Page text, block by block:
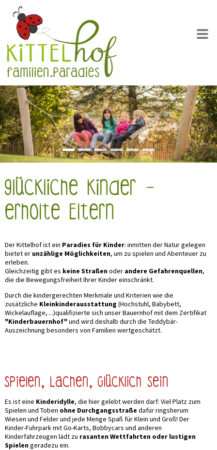
glückliche Kinder –
erholte Eltern
Der Kittelhof ist ein Paradies für Kinder: inmitten der Natur gelegen
bietet er unzählige Möglichkeiten, um zu spielen und Abenteuer zu
erleben.
Gleichzeitig gibt es keine Straßenoder andere Gefahrenquellen,
die die Bewegungsfreiheit Ihrer Kinder einschränkt.
Durch die kindergerechten Merkmale und Kriterien wie die
zusätzliche Kleinkinderausstattung (Hochstuhl, Babybett,
Wickelauflage, ...)qualifizierte sich unser Bauernhof mit dem Zertifikat
"Kinderbauernhof"und wird deshalb durch die Teddybär-
Auszeichnung besonders von Familien wertgeschätzt.
Spielen, Lachen, Glücklich sein
Es ist eine Kinderidylle, die hier gelebt werden darf: Viel Platz zum
Spielen und Toben ohne Durchgangsstraße dafür ringsherum
Wiesen und Felder und jede Menge Spaß für Klein und Groß! Der
Kinder-Fuhrpark mit Go-Karts, Bobbycars und anderen
Kinderfahrzeugen lädt zu rasantenWettfahrten oder lustigen
Spielengeradezu ein.